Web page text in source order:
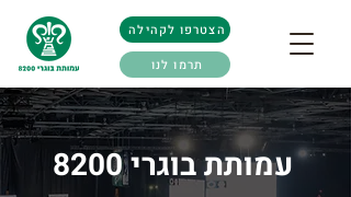
הצטרפו לקהילה
תרמו לנו
עמותת בוגרי 8200